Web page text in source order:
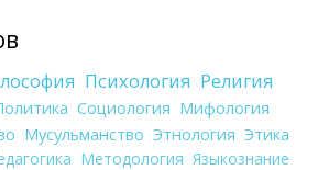
Психология Религия
Социология Мифология
Мусульманство Этнология Этика
Методология Языкознание